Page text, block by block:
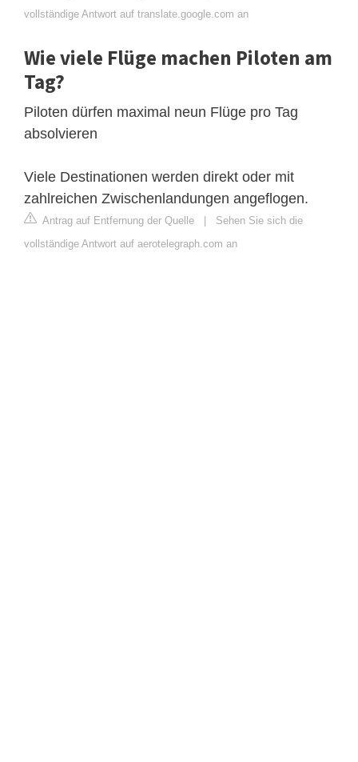
vollständige Antwort auf translate.google.com an
Wie viele Flüge machen Piloten am
Tag?
Piloten dürfen maximal neun Flüge pro Tag
absolvieren
Viele Destinationen werden direkt oder mit
zahlreichen Zwischenlandungen angeflogen.
Antrag auf Entfernung der Quelle | Sehen Sie sich die
vollständige Antwort auf aerotelegraph.com an